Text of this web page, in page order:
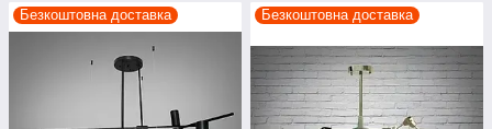
Безкоштовна доставка Безкоштовна доставка